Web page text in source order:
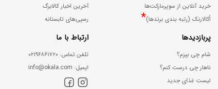
خرید آنلاین از سوپرمارکت‌ها
اُکالارنک (رتبه بندی برندها)*
آخرین اخبار کالابرگ
رسپی‌های تابستانه
پربازدیدها
شام چی بپزم؟
ناهار چی درست کنم؟
لیست غذای جدید
ارتباط با ما
ﺗﻠﻔﻦ ﺗﻤﺎس: ۰۲۱۹۶۸۶۱۷۲۰
اﯾﻤﯿﻞ: info@okala.com